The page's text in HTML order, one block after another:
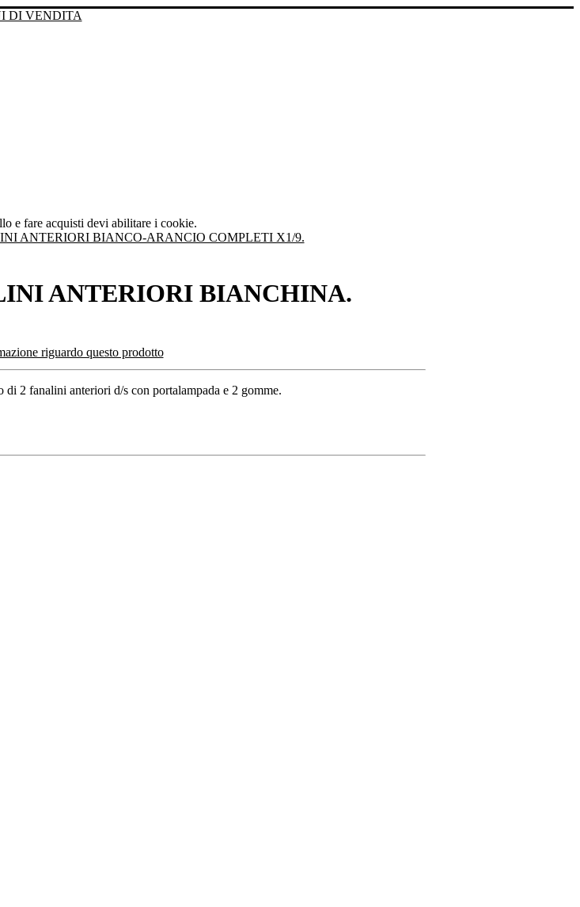
DI VENDITA
e fare acquisti devi abilitare i cookie.
ANTERIORI BIANCO-ARANCIO COMPLETI X1/9.
ANTERIORI BIANCHINA.
riguardo questo prodotto
di 2 fanalini anteriori d/s con portalampada e 2 gomme.